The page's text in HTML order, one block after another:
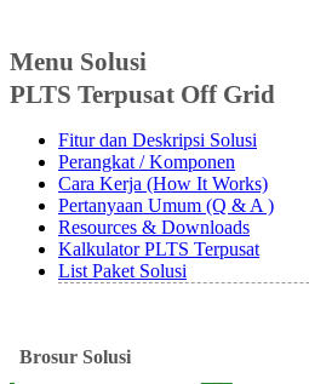
Menu Solusi
PLTS Terpusat Off Grid
Fitur dan Deskripsi Solusi
Perangkat / Komponen
Cara Kerja (How It Works)
Pertanyaan Umum (Q & A )
Resources & Downloads
Kalkulator PLTS Terpusat
List Paket Solusi
Brosur Solusi